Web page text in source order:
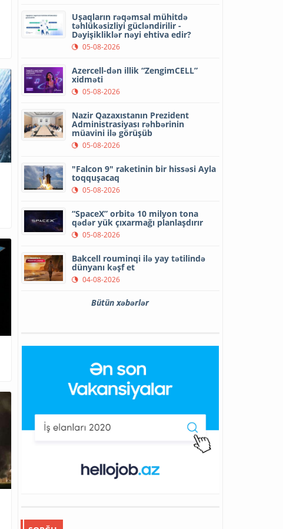
Uşaqların rəqəmsal mühitdə
təhlükəsizliyi gücləndirilir -
Dəyişikliklər nəyi ehtiva edir?
05-08-2026
Azercell-dən illik “ZengimCELL”
xidməti
05-08-2026
Nazir Qazaxıstanın Prezident
Administrasiyası rəhbərinin
müavini ilə görüşüb
05-08-2026
"Falcon 9" raketinin bir hissəsi Ayla
toqquşacaq
05-08-2026
“SpaceX” orbitə 10 milyon tona
qədər yük çıxarmağı planlaşdırır
05-08-2026
Bakcell rouminqi ilə yay tətilində
dünyanı kəşf et
04-08-2026
Bütün xəbərlər